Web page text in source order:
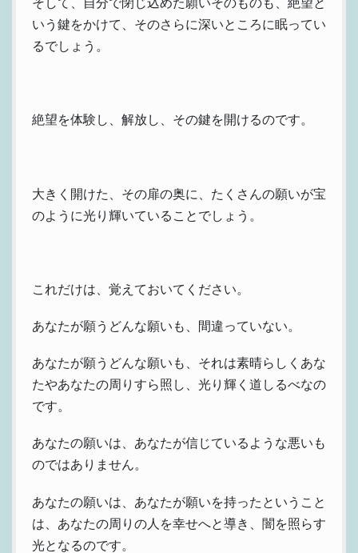
いう鍵をかけて、そのさらに深いところに眠ってい
るでしょう。
絶望を体験し、解放し、その鍵を開けるのです。
大きく開けた、その扉の奥に、たくさんの願いが宝
のように光り輝いていることでしょう。
これだけは、覚えておいてください。
あなたが願うどんな願いも、間違っていない。
あなたが願うどんな願いも、それは素晴らしくあな
たやあなたの周りすら照し、光り輝く道しるべなの
です。
あなたの願いは、あなたが信じているような悪いも
のではありません。
あなたの願いは、あなたが願いを持ったということ
は、あなたの周りの人を幸せへと導き、闇を照らす
光となるのです。